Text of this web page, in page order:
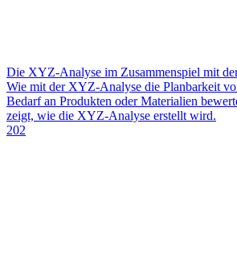
Die XYZ-Analyse im Zusammenspiel mit
Wie mit der XYZ-Analyse die Planbarkeit
Bedarf an Produkten oder Materialien
zeigt, wie die XYZ-Analyse erstellt wird.
202